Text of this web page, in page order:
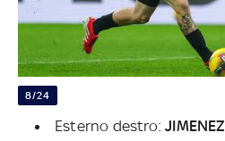
8/24
Esterno destro:JIMENEZ